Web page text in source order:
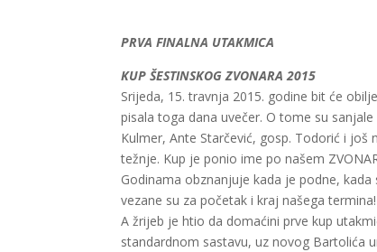
PRVA FINALNA UTAKMICA
KUP ŠESTINSKOG ZVONARA 2015
Srijeda, 15. travnja 2015. godine bit će
pisala toga dana uvečer. O tome su
Kulmer, Ante Starčević, gosp. Todorić i
težnje. Kup je ponio ime po našem
Godinama obznanjuje kada je podne,
vezane su za početak i kraj našega
A žrijeb je htio da domaćini prve kup
standardnom sastavu, uz novog Bartolića